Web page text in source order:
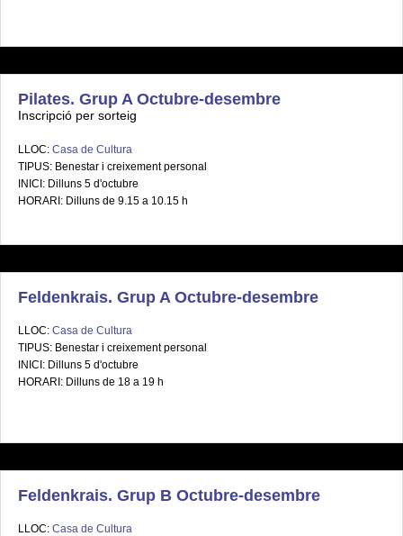
Pilates. Grup A Octubre-desembre
Inscripció per sorteig
LLOC: Casa de Cultura
TIPUS: Benestar i creixement personal
INICI: Dilluns 5 d'octubre
HORARI: Dilluns de 9.15 a 10.15 h
Feldenkrais. Grup A Octubre-desembre
LLOC: Casa de Cultura
TIPUS: Benestar i creixement personal
INICI: Dilluns 5 d'octubre
HORARI: Dilluns de 18 a 19 h
Feldenkrais. Grup B Octubre-desembre
LLOC: Casa de Cultura